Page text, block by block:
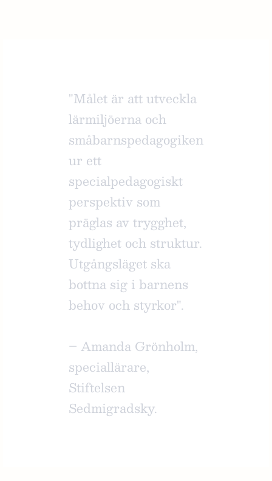
"Målet är att utveckla
lärmiljöerna och
småbarnspedagogiken
ur ett
specialpedagogiskt
perspektiv som
präglas av trygghet,
tydlighet och struktur.
Utgångsläget ska
bottna sig i barnens
behov och styrkor".
– Amanda Grönholm,
speciallärare,
Stiftelsen
Sedmigradsky.